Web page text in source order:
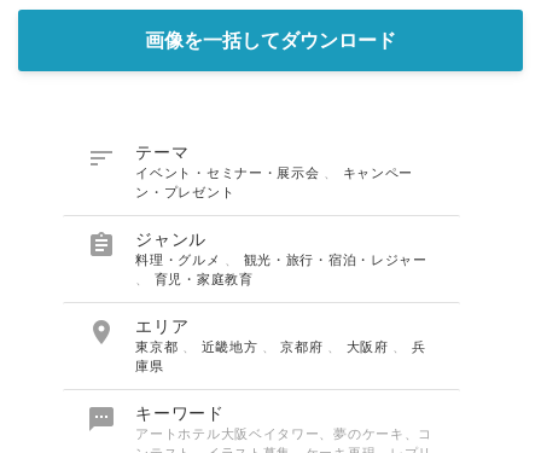
画像を一括してダウンロード
 テーマ
イベント・セミナー・展示会
キャンペー
ン・プレゼント
 ジャンル
料理・グルメ
観光・旅行・宿泊・レジャー
育児・家庭教育
 エリア
東京都 近畿地方 、京都府 大阪府
兵
庫県
 キーワード
アートホテル大阪ベイタワー、夢のケーキ、コ